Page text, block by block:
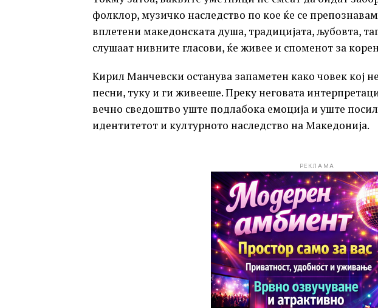
фолклор, музичко наследство по кое ќе се
вплетени македонската душа, традицијата, љубовта,
слушаат нивните гласови, ќе живее и споменот за
Кирил Манчевски останува запаметен како човек кој
песни, туку и ги живееше. Преку неговата
вечно сведоштво уште подлабока емоција и уште
идентитетот и културното наследство на Македонија.
РЕКЛАМА